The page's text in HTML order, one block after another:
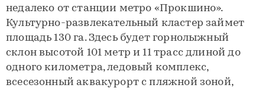
недалеко от станции метро «Прокшино».
Культурно-развлекательный кластер займет
площадь 130 га. Здесь будет горнолыжный
склон высотой 101 метр и 11 трасс длиной до
одного километра, ледовый комплекс,
всесезонный аквакурорт с пляжной зоной,